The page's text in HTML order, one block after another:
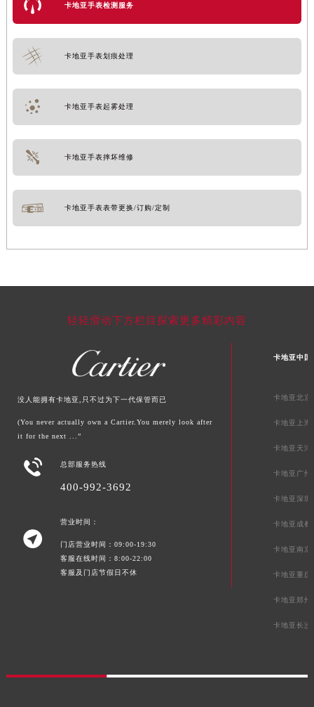
卡地亚手表检测服务
卡地亚手表划痕处理
卡地亚手表起雾处理
卡地亚手表摔坏维修
卡地亚手表表带更换/订购/定制
轻轻滑动下方栏目探索更多精彩内容
没人能拥有卡地亚,只不过为下一代保管而已
(You never actually own a Cartier.You merely look after
it for the next ...”
 总部服务热线
400-992-3692

营业时间：
门店营业时间：09:00-19:30
客服在线时间：8:00-22:00
客服及门店节假日不休
卡地亚中国
卡地亚北京
卡地亚上海
卡地亚天津
卡地亚广州
卡地亚深圳
卡地亚成都
卡地亚南京
卡地亚重庆
卡地亚郑州
卡地亚长沙